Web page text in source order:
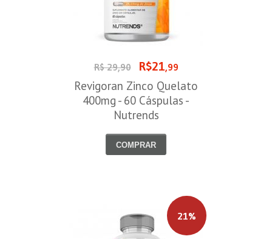
R$ 29,90 R$21,99
Revigoran Zinco Quelato
400mg - 60 Cáspulas -
Nutrends
COMPRAR
21%